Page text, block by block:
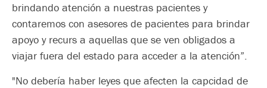
brindando atención a nuestras pacientes y
contaremos con asesores de pacientes para brindar
apoyo y recurs a aquellas que se ven obligados a
viajar fuera del estado para acceder a la atención”.
"No debería haber leyes que afecten la capcidad de